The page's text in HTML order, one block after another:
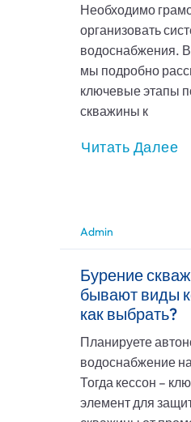
Необходимо
организовать
водоснабжения. В
мы подробно
ключевые этапы
скважины к
Читать Далее
Admin
Бурение
бывают виды
как выбрать?
Планируете
водоснабжение
Тогда кессон –
элемент для